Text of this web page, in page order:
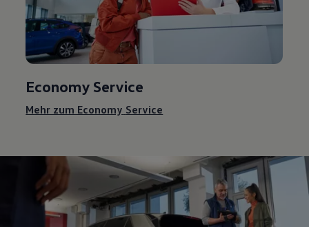
Economy Service
Mehr zum Economy Service